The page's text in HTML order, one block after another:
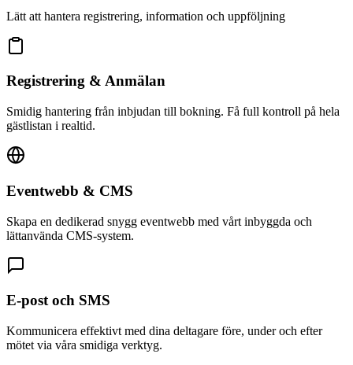
Lätt att hantera registrering, information och uppföljning
Registrering & Anmälan
Smidig hantering från inbjudan till bokning. Få full kontroll på hela
gästlistan i realtid.
Eventwebb & CMS
Skapa en dedikerad snygg eventwebb med vårt inbyggda och
lättanvända CMS-system.
E-post och SMS
Kommunicera effektivt med dina deltagare före, under och efter
mötet via våra smidiga verktyg.